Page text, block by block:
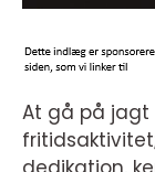
At gå på jagt